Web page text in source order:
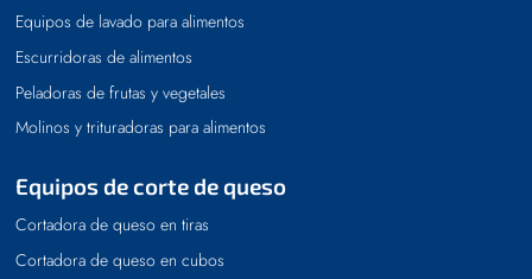
Equipos de lavado para alimentos
Escurridoras de alimentos
Peladoras de frutas y vegetales
Molinos y trituradoras para alimentos
Equipos de corte de queso
Cortadora de queso en tiras
Cortadora de queso en cubos